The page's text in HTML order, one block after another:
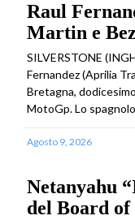
Raul
Martin e
SILVERSTONE
Fernandez (Aprilia
Bretagna,
MotoGp. Lo
Agosto 9, 2026
Netanyahu
del Board of